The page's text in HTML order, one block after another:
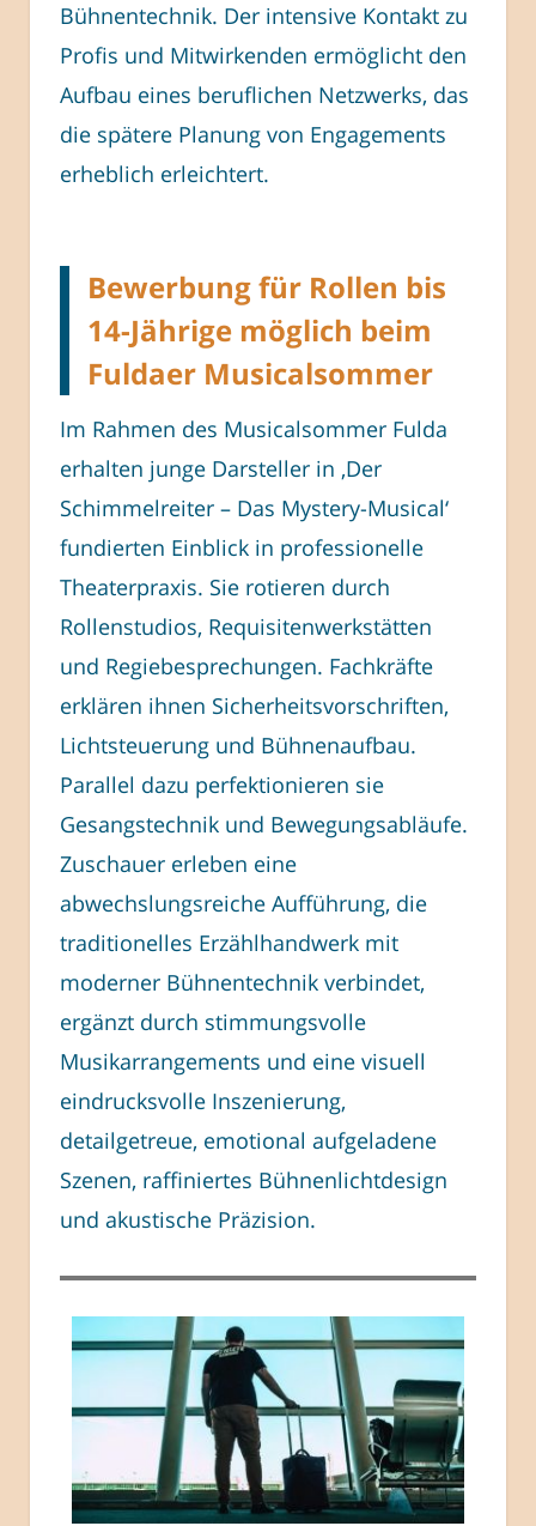
Bühnentechnik. Der intensive Kontakt zu
Profis und Mitwirkenden ermöglicht den
Aufbau eines beruflichen Netzwerks, das
die spätere Planung von Engagements
erheblich erleichtert.
Bewerbung für Rollen bis
14-Jährige möglich beim
Fuldaer Musicalsommer
Im Rahmen des Musicalsommer Fulda
erhalten junge Darsteller in ‚Der
Schimmelreiter – Das Mystery-Musical‘
fundierten Einblick in professionelle
Theaterpraxis. Sie rotieren durch
Rollenstudios, Requisitenwerkstätten
und Regiebesprechungen. Fachkräfte
erklären ihnen Sicherheitsvorschriften,
Lichtsteuerung und Bühnenaufbau.
Parallel dazu perfektionieren sie
Gesangstechnik und Bewegungsabläufe.
Zuschauer erleben eine
abwechslungsreiche Aufführung, die
traditionelles Erzählhandwerk mit
moderner Bühnentechnik verbindet,
ergänzt durch stimmungsvolle
Musikarrangements und eine visuell
eindrucksvolle Inszenierung,
detailgetreue, emotional aufgeladene
Szenen, raffiniertes Bühnenlichtdesign
und akustische Präzision.